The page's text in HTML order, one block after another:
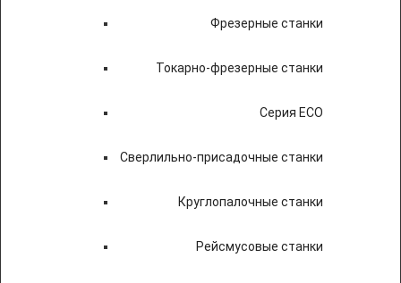
Фрезерные станки
Токарно-фрезерные станки
Серия ECO
Сверлильно-присадочные станки
Круглопалочные станки
Рейсмусовые станки